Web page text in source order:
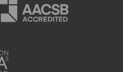
Facebook in
Facebook-Pixel